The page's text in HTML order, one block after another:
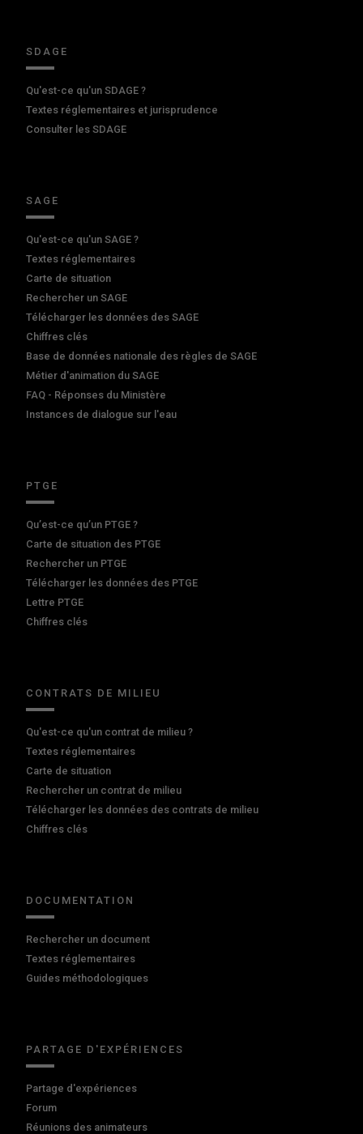
SDAGE
Qu'est-ce qu'un SDAGE ?
Textes réglementaires et jurisprudence
Consulter les SDAGE
SAGE
Qu'est-ce qu'un SAGE ?
Textes réglementaires
Carte de situation
Rechercher un SAGE
Télécharger les données des SAGE
Chiffres clés
Base de données nationale des règles de SAGE
Métier d'animation du SAGE
FAQ - Réponses du Ministère
Instances de dialogue sur l'eau
PTGE
Qu’est-ce qu’un PTGE ?
Carte de situation des PTGE
Rechercher un PTGE
Télécharger les données des PTGE
Lettre PTGE
Chiffres clés
CONTRATS DE MILIEU
Qu'est-ce qu'un contrat de milieu ?
Textes réglementaires
Carte de situation
Rechercher un contrat de milieu
Télécharger les données des contrats de milieu
Chiffres clés
DOCUMENTATION
Rechercher un document
Textes réglementaires
Guides méthodologiques
PARTAGE D'EXPÉRIENCES
Partage d'expériences
Forum
Réunions des animateurs